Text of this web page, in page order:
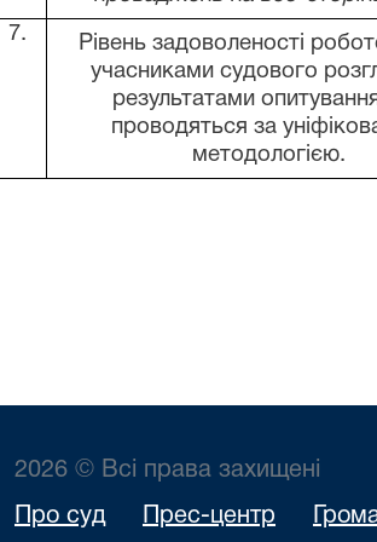
7.
Рівень задоволеності
учасниками судового
результатами
проводяться за
методологією.
2026 © Всі права захищені
Про суд Прес-центр